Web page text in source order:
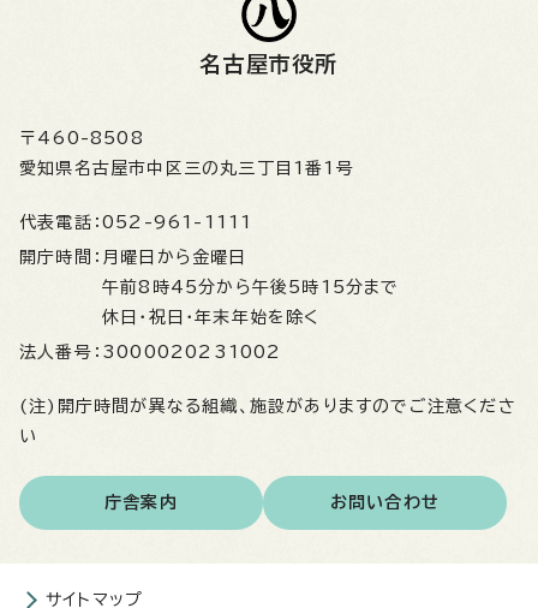
名古屋市役所
〒460-8508
愛知県名古屋市中区三の丸三丁目1番1号
代表電話： 052-961-1111
開庁時間： 月曜日から金曜日
午前8時45分から午後5時15分まで
休日・祝日・年末年始を除く
法人番号： 3000020231002
(注)開庁時間が異なる組織、施設がありますのでご注意くださ
い
庁舎案内 お問い合わせ
サイトマップ